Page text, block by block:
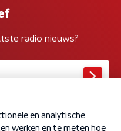
radio nieuws?